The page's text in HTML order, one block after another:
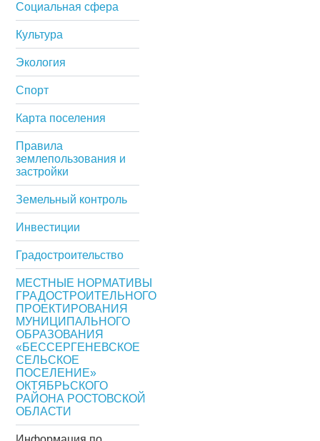
Социальная сфера
Культура
Экология
Спорт
Карта поселения
Правила
землепользования и
застройки
Земельный контроль
Инвестиции
Градостроительство
МЕСТНЫЕ НОРМАТИВЫ
ГРАДОСТРОИТЕЛЬНОГО
ПРОЕКТИРОВАНИЯ
МУНИЦИПАЛЬНОГО
ОБРАЗОВАНИЯ
«БЕССЕРГЕНЕВСКОЕ
СЕЛЬСКОЕ
ПОСЕЛЕНИЕ»
ОКТЯБРЬСКОГО
РАЙОНА РОСТОВСКОЙ
ОБЛАСТИ